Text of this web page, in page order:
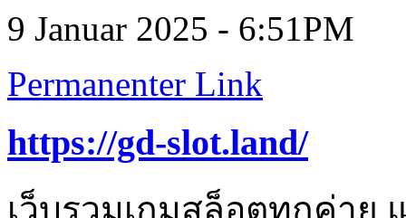
9 Januar 2025 - 6:51PM
Permanenter Link
https://gd-slot.land/
เว็บรวมเกมสล็อตทุกค่าย